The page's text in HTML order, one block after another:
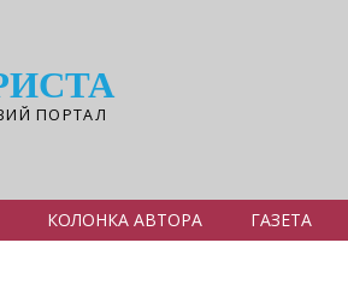
ПОРТАЛ
КОЛОНКА АВТОРА ГАЗЕТА